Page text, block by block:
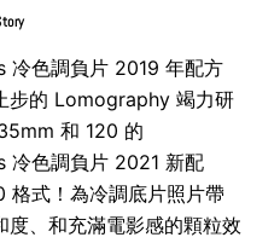
色調負片 2019 年配方
步的 Lomography 竭力研
和 120 的
色調負片 2021 新配
格式！為冷調底片照片帶
、和充滿電影感的顆粒效